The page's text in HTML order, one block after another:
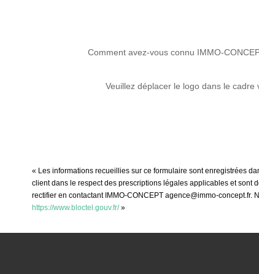
Comment avez-vous connu IMMO-
Veuillez déplacer le logo dans le cadre
« Les informations recueillies sur ce formulaire sont enregistrées
client dans le respect des prescriptions légales applicables et sont
rectifier en contactant IMMO-CONCEPT agence@immo-
https://www.bloctel.gouv.fr/»